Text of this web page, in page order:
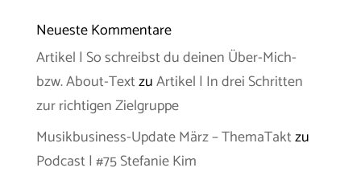
Neueste Kommentare
Artikel | So schreibst du deinen Über-Mich-
bzw. About-TextzuArtikel | In drei Schritten
zur richtigen Zielgruppe
Musikbusiness-Update März – ThemaTaktzu
Podcast | #75 Stefanie Kim